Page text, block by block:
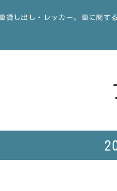
貸し出し・レッカー。車に関す